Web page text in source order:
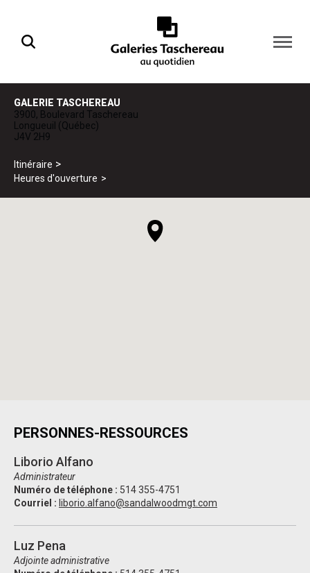
la
GALERIE TASCHEREAU
3900, Boulevard Taschereau
Longueuil (Québec)
J4V 2H9
Itinéraire
Heures d'ouverture
PERSONNES-RESSOURCES
Liborio Alfano
Administrateur
Numéro de téléphone : 514 355-4751
Courriel : liborio.alfano@sandalwoodmgt.com
Luz Pena
Adjointe administrative